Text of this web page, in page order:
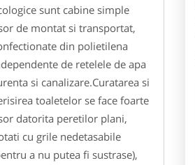
sunt cabine simple
de montat si transportat,
din polietilena
de retelele de apa
si canalizare.Curatarea si
toaletelor se face foarte
datorita peretilor plani,
cu grile nedetasabile
a nu putea fi sustrase),